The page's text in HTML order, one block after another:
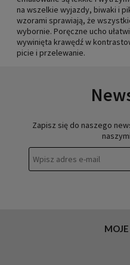
na wszelkie wyjazdy, biwaki i
wzorami sprawiają, że
wybornie. Poręczne ucho
wywinięta krawędź w
picie i przelewanie.
Zapisz się do naszego